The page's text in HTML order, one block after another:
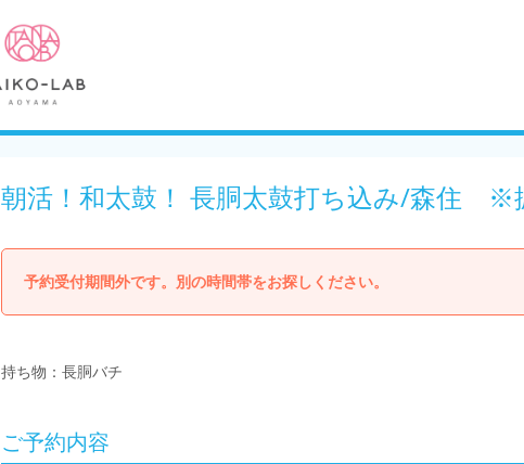
朝活！和太鼓！ 長胴太鼓打ち込み/森住 ※
予約受付期間外です。別の時間帯をお探しください。
持ち物：長胴バチ
ご予約内容